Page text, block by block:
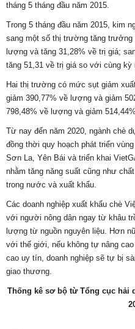
tháng 5 tháng đầu năm 2015.
Trong 5 tháng đầu năm 2015, kim
sang một số thị trường tăng trưởng
lượng và tăng 31,28% về trị giá;
tăng 51,31 về trị giá so với cùng
Hai thị trường có mức sụt giảm
giảm 390,77% về lượng và giảm
798,48% về lượng và giảm
Từ nay đến năm 2020, ngành chè
đồng thời quy hoạch phát triển
Sơn La, Yên Bái và triển khai
nhằm tăng năng suất cũng như
trong nước và xuất khẩu.
Các doanh nghiệp xuất khẩu chè
với người nông dân ngay từ khâu
lượng từ nguồn nguyên liệu. Hơn
với thế giới, nếu không tự nâng
cao uy tín, doanh nghiệp sẽ tự bị
giao thương.
Thống kê sơ bộ từ Tổng cục hải